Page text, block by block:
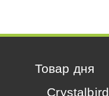
Товар дня
Crystalbird